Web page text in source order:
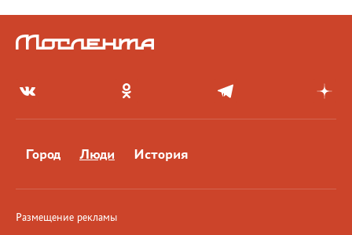
Город Люди История
Размещение рекламы